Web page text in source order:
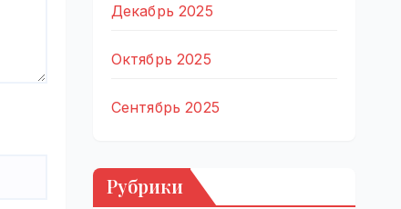
Декабрь 2025
Октябрь 2025
Сентябрь 2025
Рубрики